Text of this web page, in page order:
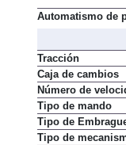
Automatismo de
Tracción
Caja de cambios
Número de
Tipo de mando
Tipo de
Tipo de